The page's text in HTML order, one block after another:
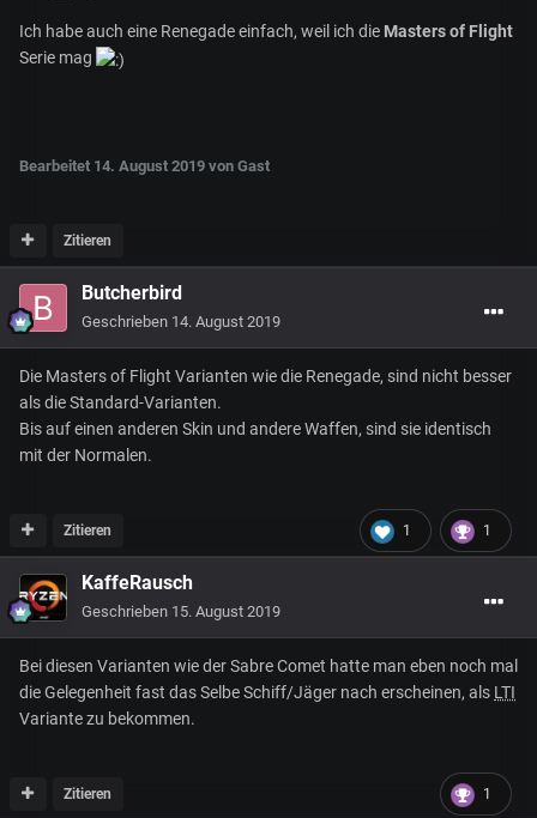
Ich habe auch eine Renegade einfach, weil ich die Masters of Flight
Serie mag
Bearbeitet 14. August 2019 von Gast
Zitieren
Butcherbird
Geschrieben 14. August 2019
Die Masters of Flight Varianten wie die Renegade, sind nicht besser
als die Standard-Varianten.
Bis auf einen anderen Skin und andere Waffen, sind sie identisch
mit der Normalen.
1 1
Zitieren
KaffeRausch
Geschrieben 15. August 2019
Bei diesen Varianten wie der Sabre Comet hatte man eben noch mal
die Gelegenheit fast das Selbe Schiff/Jäger nach erscheinen, als LTI
Variante zu bekommen.
1
Zitieren